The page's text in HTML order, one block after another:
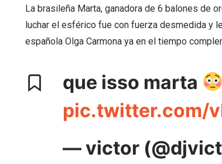
La brasileña Marta, ganadora de 6 balones de
luchar el esférico fue con fuerza desmedida y
española Olga Carmona ya en el tiempo
que isso marta
pic.twitter.com/
— victor